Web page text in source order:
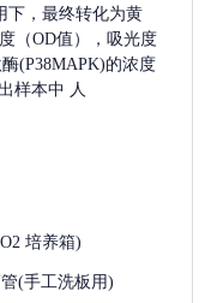
下，最终转化为黄
（OD值），吸光度
(P38MAPK)的浓度
样本中 人
培养箱)
(手工洗板用)